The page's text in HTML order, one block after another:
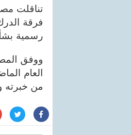
تناقلت
فرقة
رسمية
ووفق
العام
من خبرته